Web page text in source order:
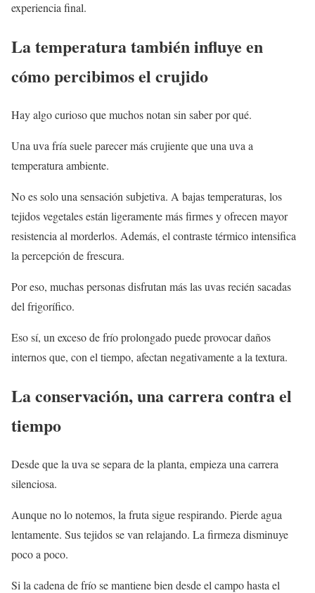
experiencia final.
La temperatura también influye en
cómo percibimos el crujido
Hay algo curioso que muchos notan sin saber por qué.
Una uva fría suele parecer más crujiente que una uva a
temperatura ambiente.
No es solo una sensación subjetiva. A bajas temperaturas, los
tejidos vegetales están ligeramente más firmes y ofrecen mayor
resistencia al morderlos. Además, el contraste térmico intensifica
la percepción de frescura.
Por eso, muchas personas disfrutan más las uvas recién sacadas
del frigorífico.
Eso sí, un exceso de frío prolongado puede provocar daños
internos que, con el tiempo, afectan negativamente a la textura.
La conservación, una carrera contra el
tiempo
Desde que la uva se separa de la planta, empieza una carrera
silenciosa.
Aunque no lo notemos, la fruta sigue respirando. Pierde agua
lentamente. Sus tejidos se van relajando. La firmeza disminuye
poco a poco.
Si la cadena de frío se mantiene bien desde el campo hasta el